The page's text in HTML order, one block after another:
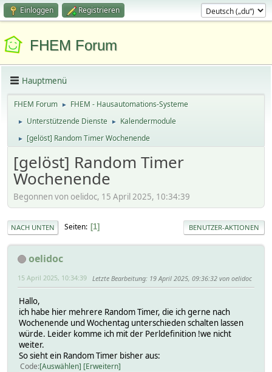
Einloggen Registrieren
FHEM Forum
Hauptmenü
FHEM Forum ► FHEM - Hausautomations-Systeme
► Unterstützende Dienste ► Kalendermodule
► [gelöst] Random Timer Wochenende
[gelöst] Random Timer
Wochenende
Begonnen von oelidoc, 15 April 2025, 10:34:39
NACH UNTEN Seiten 1 BENUTZER-AKTIONEN
oelidoc
15 April 2025, 10:34:39 Letzte Bearbeitung: 19 April 2025, 09:36:32 von oelidoc
Hallo,
ich habe hier mehrere Random Timer, die ich gerne nach
Wochenende und Wochentag unterschieden schalten lassen
würde. Leider komme ich mit der Perldefinition !we nicht
weiter.
So sieht ein Random Timer bisher aus:
Code Auswählen Erweitern